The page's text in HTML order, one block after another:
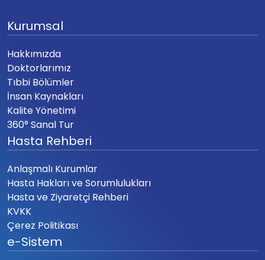
Kurumsal
Hakkımızda
Doktorlarımız
Tıbbi Bölümler
İnsan Kaynakları
Kalite Yönetimi
360° Sanal Tur
Hasta Rehberi
Anlaşmalı Kurumlar
Hasta Hakları ve Sorumlulukları
Hasta ve Ziyaretçi Rehberi
KVKK
Çerez Politikası
e-Sistem